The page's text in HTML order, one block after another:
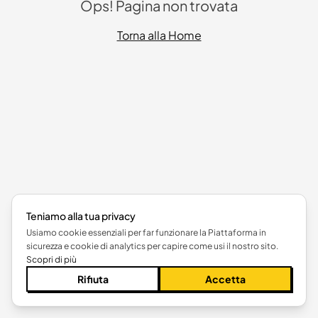
Ops! Pagina non trovata
Torna alla Home
Teniamo alla tua privacy
Usiamo cookie essenziali per far funzionare la Piattaforma in
sicurezza e cookie di analytics per capire come usi il nostro sito.
Scopri di più
Rifiuta Accetta